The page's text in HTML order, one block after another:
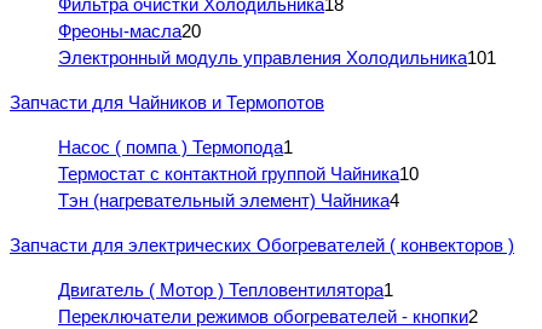
Фильтра очистки Холодильника18
Фреоны-масла20
Электронный модуль управления Холодильника101
Запчасти для Чайников и Термопотов
Насос ( помпа ) Термопода1
Термостат с контактной группой Чайника10
Тэн (нагревательный элемент) Чайника4
Запчасти для электрических Обогревателей ( конвекторов )
Двигатель ( Мотор ) Тепловентилятора1
Переключатели режимов обогревателей - кнопки2